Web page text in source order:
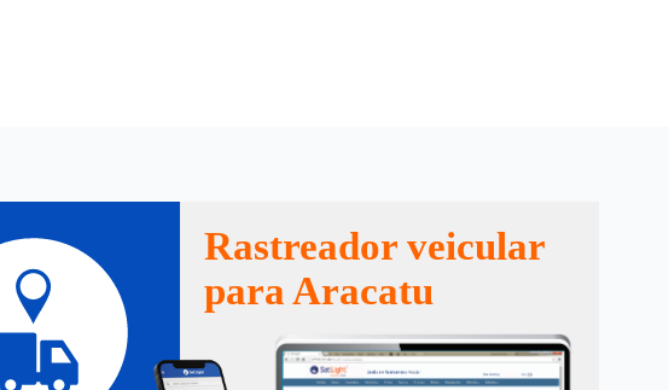
Rastreador veicular
para Aracatu